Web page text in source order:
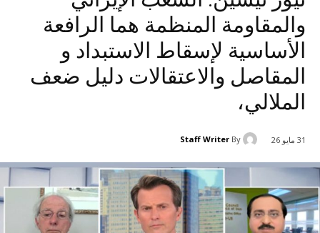
والمقاومة المنظمة هما الرافعة
الأساسية لإسقاط الاستبداد و
المقاصل والاعتقالات دلیل ضعف
الملالي،
31 مايو 26 By
Staff Writer